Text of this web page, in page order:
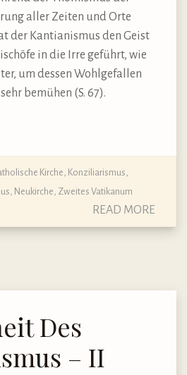
aller Zeiten und Orte
der Kantianismus den Geist
in die Irre geführt, wie
um dessen Wohlgefallen
bemühen (S. 67).
Kirche, Konziliarismus,
, Neukirche, Zweites Vatikanum
READ MORE
Des
– II